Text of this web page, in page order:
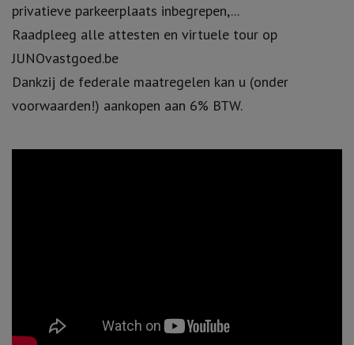
privatieve parkeerplaats inbegrepen,...
Raadpleeg alle attesten en virtuele tour op
JUNOvastgoed.be
Dankzij de federale maatregelen kan u (onder
voorwaarden!) aankopen aan 6% BTW.